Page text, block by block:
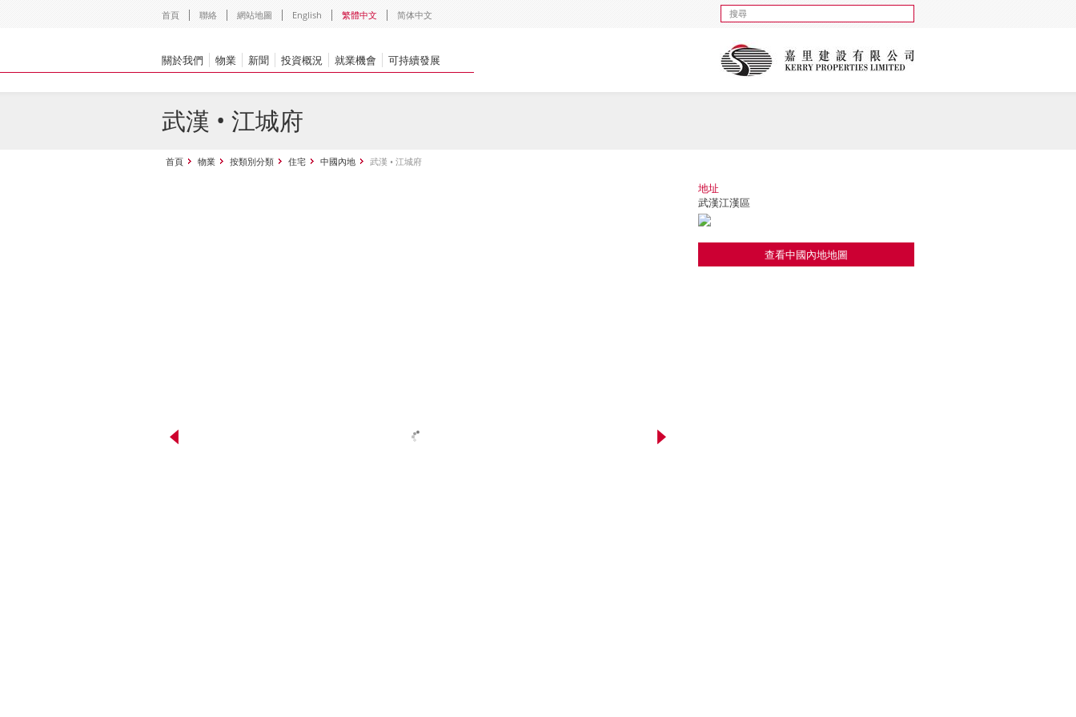
首頁 聯絡 網站地圖 English 繁體中文 简体中文
關於我們 物業 新聞 投資概況 就業機會 可持續發展
武漢 • 江城府
首頁 物業 按類別分類 住宅 中國內地 武漢 • 江城府
地址
武漢江漢區
查看中國內地地圖